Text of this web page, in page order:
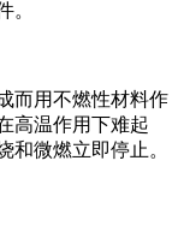
。
而用不燃性材料作
高温作用下难起
和微燃立即停止。